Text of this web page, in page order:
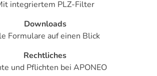
integriertem PLZ-Filter
Downloads
Formulare auf einen Blick
Rechtliches
und Pflichten bei APONEO